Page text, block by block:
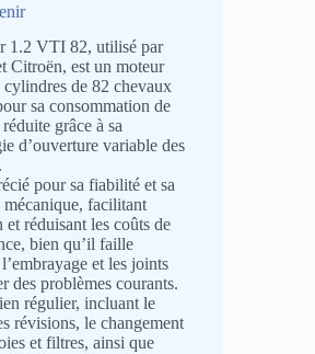
1.2 VTI 82, utilisé par
Citroën, est un moteur
cylindres de 82 chevaux
sa consommation de
grâce à sa
d’ouverture variable des
pour sa fiabilité et sa
facilitant
et réduisant les coûts de
bien qu’il faille
et les joints
des problèmes courants.
régulier, incluant le
révisions, le changement
et filtres, ainsi que